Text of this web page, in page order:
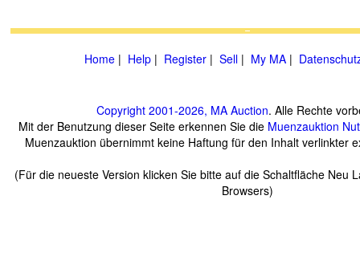
Home | Help | Register | Sell | My MA |
Copyright 2001-2026, MA Auction. Alle Rechte
Mit der Benutzung dieser Seite erkennen Sie die Muenzauktion
Muenzauktion übernimmt keine Haftung für den Inhalt verlinkter
(Für die neueste Version klicken Sie bitte auf die Schaltfläche Neu
Browsers)